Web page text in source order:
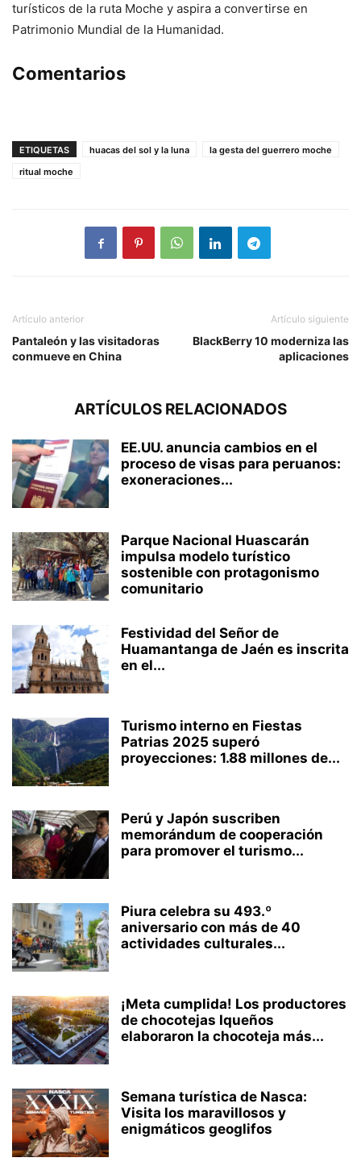
turísticos de la ruta Moche y aspira a convertirse en
Patrimonio Mundial de la Humanidad.
Comentarios
ETIQUETAS huacas del sol y la luna
la gesta del guerrero moche
ritual moche
Artículo anterior
Pantaleón y las visitadoras
conmueve en China
Artículo siguiente
BlackBerry 10 moderniza las
aplicaciones
ARTÍCULOS RELACIONADOS
EE.UU. anuncia cambios en el
proceso de visas para peruanos:
exoneraciones...
Parque Nacional Huascarán
impulsa modelo turístico
sostenible con protagonismo
comunitario
Festividad del Señor de
Huamantanga de Jaén es inscrita
en el...
Turismo interno en Fiestas
Patrias 2025 superó
proyecciones: 1.88 millones de...
Perú y Japón suscriben
memorándum de cooperación
para promover el turismo...
Piura celebra su 493.º
aniversario con más de 40
actividades culturales...
¡Meta cumplida! Los productores
de chocotejas Iqueños
elaboraron la chocoteja más...
Semana turística de Nasca:
Visita los maravillosos y
enigmáticos geoglifos